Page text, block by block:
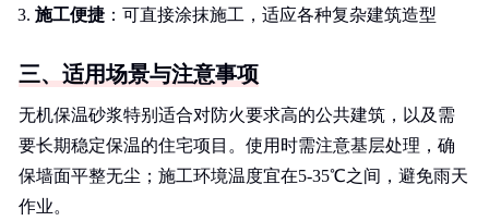
施工便捷 ：可直接涂抹施工，适应各种复杂建筑造型
三、适用场景与注意事项
无机保温砂浆特别适合对防火要求高的公共建筑，以及需
要长期稳定保温的住宅项目。使用时需注意基层处理，确
保墙面平整无尘；施工环境温度宜在5-35℃之间，避免雨天
作业。